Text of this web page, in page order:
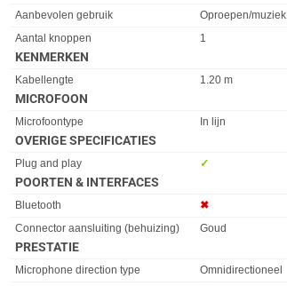
Eigenschap Waarde
Aanbevolen gebruik
Oproepen/muziek
Aantal knoppen
1
KENMERKEN
Eigenschap
Kabellengte 1.20 m
MICROFOON
Eigenschap Waarde
Microfoontype In lijn
OVERIGE SPECIFICATIES
Eigenschap Waarde
Plug and play ✓︎
POORTEN & INTERFACES
Eigenschap
Bluetooth
✖︎
Connector aansluiting (behuizing)
Goud
PRESTATIE
Eigenschap Waarde
Microphone direction type
Omnidirectioneel